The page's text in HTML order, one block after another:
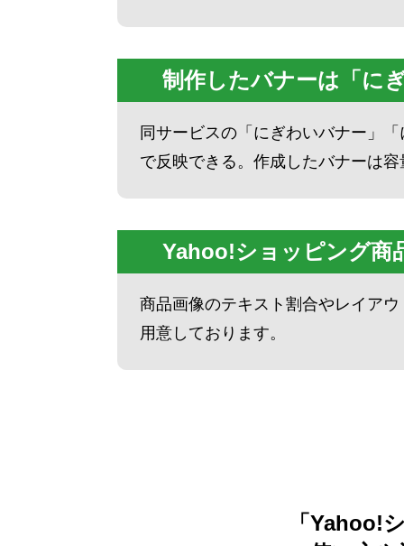
制作したバナーは「に
同サービスの「にぎわいバナー」
で反映できる。作成したバナーは
Yahoo!ショッピング商
商品画像のテキスト割合やレイア
用意しております。
「Yahoo!